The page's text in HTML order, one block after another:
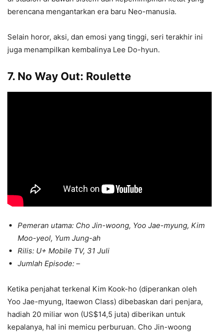
berencana mengantarkan era baru Neo-manusia.
Selain horor, aksi, dan emosi yang tinggi, seri terakhir ini
juga menampilkan kembalinya Lee Do-hyun.
7. No Way Out: Roulette
Pemeran utama: Cho Jin-woong, Yoo Jae-myung, Kim
Moo-yeol, Yum Jung-ah
Rilis: U+ Mobile TV, 31 Juli
Jumlah Episode: –
Ketika penjahat terkenal Kim Kook-ho (diperankan oleh
Yoo Jae-myung, Itaewon Class) dibebaskan dari penjara,
hadiah 20 miliar won (US$14,5 juta) diberikan untuk
kepalanya, hal ini memicu perburuan. Cho Jin-woong